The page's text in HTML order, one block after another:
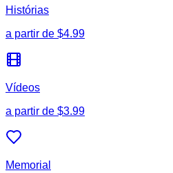
Histórias
a partir de $4.99
Vídeos
a partir de $3.99
Memorial